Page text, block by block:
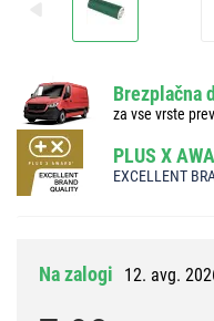
Brezplačna
za vse vrste
PLUS X
EXCELLENT
Na zalogi 12. avg.